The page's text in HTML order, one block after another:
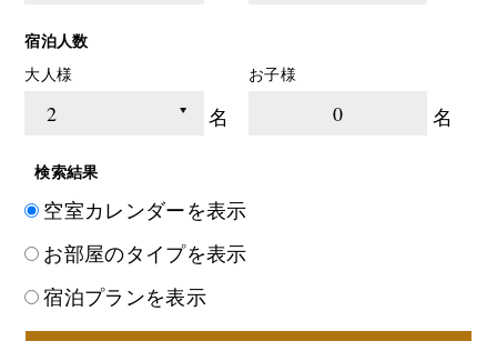
宿泊人数
大人様
名
お子様
0 名
検索結果
空室カレンダーを表示
お部屋のタイプを表示
宿泊プランを表示